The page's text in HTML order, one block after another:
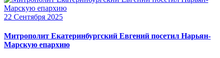
22 Сентября 2025
Митрополит Екатеринбургский Евгений посетил Нарьян-
Марскую епархию